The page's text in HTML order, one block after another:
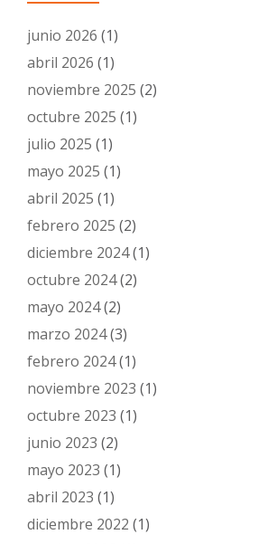
junio 2026 (1)
abril 2026 (1)
noviembre 2025 (2)
octubre 2025 (1)
julio 2025 (1)
mayo 2025 (1)
abril 2025 (1)
febrero 2025 (2)
diciembre 2024(1)
octubre 2024(2)
mayo 2024(2)
marzo 2024(3)
febrero 2024(1)
noviembre 2023 (1)
octubre 2023 (1)
junio 2023 (2)
mayo 2023 (1)
abril 2023 (1)
diciembre 2022 (1)